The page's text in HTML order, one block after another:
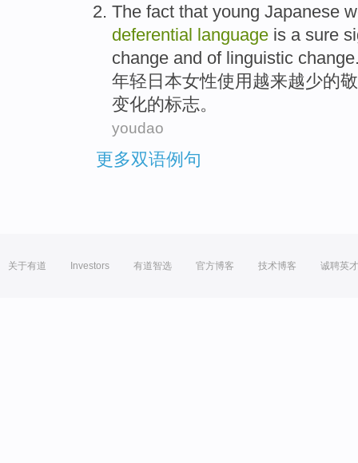
The fact that young Japanese
deferential language is a sure
change and of linguistic change
年轻 日本女性使用 越来越少的敬
变化的标志。
youdao
更多双语例句
关于有道 Investors 有道智选 官方博客 技术博客 诚聘英才